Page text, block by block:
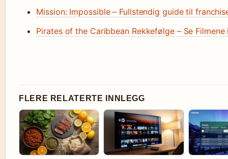
Mission: Impossible – Fullstendig guide til
Pirates of the Caribbean Rekkefølge – Se
FLERE RELATERTE INNLEGG